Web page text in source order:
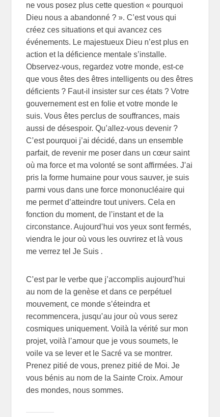
ne vous posez plus cette question « pourquoi
Dieu nous a abandonné ? ». C’est vous qui
créez ces situations et qui avancez ces
événements. Le majestueux Dieu n’est plus en
action et la déficience mentale s’installe.
Observez-vous, regardez votre monde, est-ce
que vous êtes des êtres intelligents ou des êtres
déficients ? Faut-il insister sur ces états ? Votre
gouvernement est en folie et votre monde le
suis. Vous êtes perclus de souffrances, mais
aussi de désespoir. Qu’allez-vous devenir ?
C’est pourquoi j’ai décidé, dans un ensemble
parfait, de revenir me poser dans un cœur saint
où ma force et ma volonté se sont affirmées. J’ai
pris la forme humaine pour vous sauver, je suis
parmi vous dans une force mononucléaire qui
me permet d’atteindre tout univers. Cela en
fonction du moment, de l’instant et de la
circonstance. Aujourd’hui vos yeux sont fermés,
viendra le jour où vous les ouvrirez et là vous
me verrez tel Je Suis .
C’est par le verbe que j’accomplis aujourd’hui
au nom de la genèse et dans ce perpétuel
mouvement, ce monde s’éteindra et
recommencera, jusqu’au jour où vous serez
cosmiques uniquement. Voilà la vérité sur mon
projet, voilà l’amour que je vous soumets, le
voile va se lever et le Sacré va se montrer.
Prenez pitié de vous, prenez pitié de Moi. Je
vous bénis au nom de la Sainte Croix. Amour
des mondes, nous sommes.